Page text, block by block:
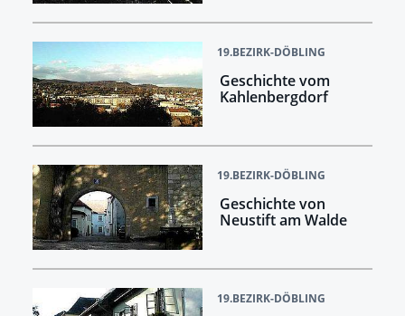
19.BEZIRK-DÖBLING
Geschichte vom
Kahlenbergdorf
19.BEZIRK-DÖBLING
Geschichte von
Neustift am Walde
19.BEZIRK-DÖBLING